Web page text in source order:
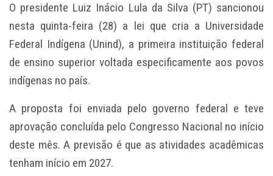
O presidente Luiz Inácio Lula da Silva (PT) sancionou
nesta quinta-feira (28) a lei que cria a Universidade
Federal Indígena (Unind), a primeira instituição federal
de ensino superior voltada especificamente aos povos
indígenas no país.
A proposta foi enviada pelo governo federal e teve
aprovação concluída pelo Congresso Nacional no início
deste mês. A previsão é que as atividades acadêmicas
tenham início em 2027.